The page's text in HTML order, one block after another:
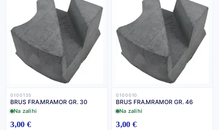
0100135
BRUS FRA.MRAMOR GR. 30
Na zalihi
3,00 €
0100010
BRUS FRA.MRAMOR GR. 46
Na zalihi
3,00 €